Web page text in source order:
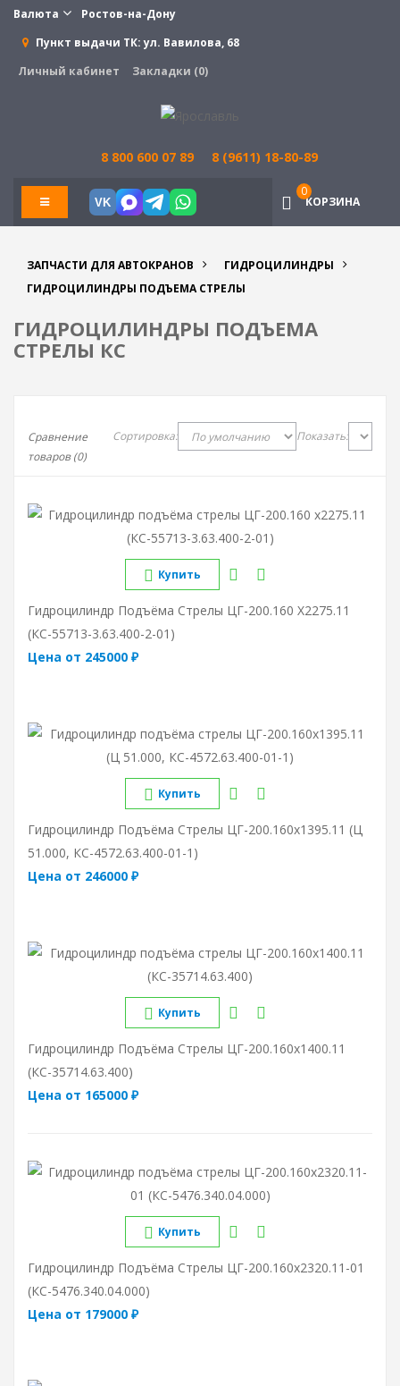
Валюта
Ростов-на-Дону
Пункт выдачи ТК:ул. Вавилова, 68
Личный кабинет
Закладки (0)
8 800 600 07 89 8 (9611) 18-80-89
VK КОРЗИНА
0
ЗАПЧАСТИ ДЛЯ АВТОКРАНОВ
ГИДРОЦИЛИНДРЫ
ГИДРОЦИЛИНДРЫ ПОДЪЕМА СТРЕЛЫ
ГИДРОЦИЛИНДРЫ ПОДЪЕМА
СТРЕЛЫ КС
Сравнение
товаров (0)
Сортировка: Показать:
Купить
Гидроцилиндр Подъёма Стрелы ЦГ-200.160 Х2275.11
(КС-55713-3.63.400-2-01)
Цена от 245000 ₽
Купить
Гидроцилиндр Подъёма Стрелы ЦГ-200.160х1395.11 (Ц
51.000, КС-4572.63.400-01-1)
Цена от 246000 ₽
Купить
Гидроцилиндр Подъёма Стрелы ЦГ-200.160х1400.11
(КС-35714.63.400)
Цена от 165000 ₽
Купить
Гидроцилиндр Подъёма Стрелы ЦГ-200.160х2320.11-01
(КС-5476.340.04.000)
Цена от 179000 ₽